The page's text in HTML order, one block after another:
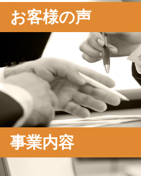
お客様の声
事業内容